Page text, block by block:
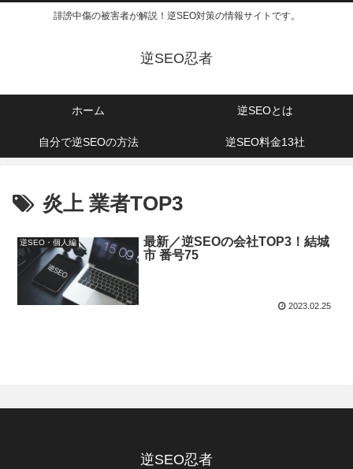
誹謗中傷の被害者が解説！逆SEO対策の情報サイトです。
逆SEO忍者
ホーム 逆SEOとは
自分で逆SEOの方法 逆SEO料金13社
炎上 業者TOP3
逆SEO・個人編
最新／逆SEOの会社TOP3！結城
市 番号75
2023.02.25
逆SEO忍者